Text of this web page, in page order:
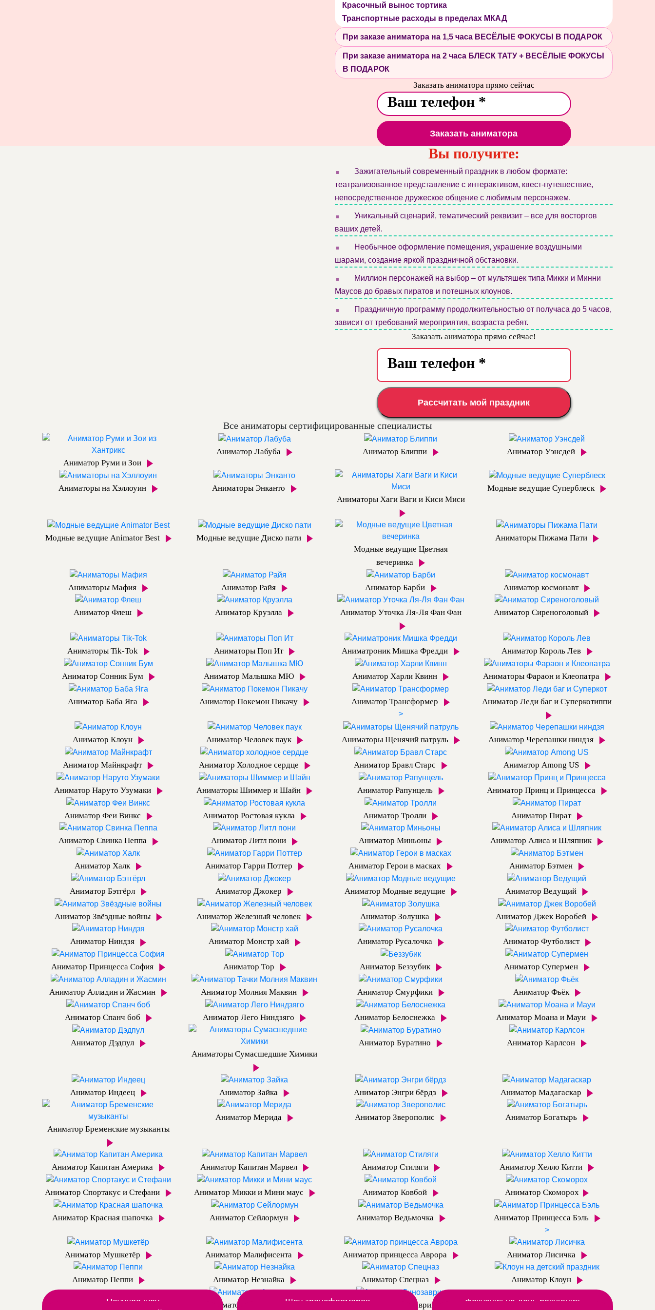
Красочный вынос тортика
Транспортные расходы в пределах МКАД
При заказе аниматора на 1,5 часа ВЕСЁЛЫЕ ФОКУСЫ В ПОДАРОК
При заказе аниматора на 2 часа БЛЕСК ТАТУ + ВЕСЁЛЫЕ ФОКУСЫ
В ПОДАРОК
Заказать аниматора прямо сейчас
Заказать аниматора
Вы получите:
.
Зажигательный современный праздник в любом формате:
театрализованное представление с интерактивом, квест-путешествие,
непосредственное дружеское общение с любимым персонажем.
.
Уникальный сценарий, тематический реквизит – все для восторгов
ваших детей.
.
Необычное оформление помещения, украшение воздушными
шарами, создание яркой праздничной обстановки.
.
Миллион персонажей на выбор – от мультяшек типа Микки и Минни
Маусов до бравых пиратов и потешных клоунов.
.
Праздничную программу продолжительностью от получаса до 5 часов,
зависит от требований мероприятия, возраста ребят.
Заказать аниматора прямо сейчас!
Рассчитать мой праздник
Все аниматоры сертифицированные специалисты
Аниматор Руми и Зои
Аниматор Лабуба Аниматор Блиппи Аниматор Уэнсдей
Аниматоры на Хэллоуин
Аниматоры Энканто
Аниматоры Хаги Ваги и Киси Миси
Модные ведущие Суперблеск
Модные ведущие Animator Best
Модные ведущие Диско пати
Модные ведущие Цветная
вечеринка
Аниматоры Пижама Пати
Аниматоры Мафия Аниматор Райя Аниматор Барби Аниматор космонавт
Аниматор Флеш Аниматор Круэлла Аниматор Уточка Ля-Ля Фан Фан Аниматор Сиреноголовый
Аниматоры Tik-Tok Аниматоры Поп Ит Аниматроник Мишка Фредди Аниматор Король Лев
Аниматор Сонник Бум Аниматор Малышка МЮ Аниматор Харли Квинн Аниматоры Фараон и Клеопатра
Аниматор Баба Яга Аниматор Покемон Пикачу Аниматор Трансформер
>
Аниматор Леди баг и Суперкотиппи
Аниматор Клоун Аниматор Человек паук Аниматоры Щенячий патруль Аниматор Черепашки ниндзя
Аниматор Майнкрафт Аниматор Холодное сердце Аниматор Бравл Старс Аниматор Among US
Аниматор Наруто Узумаки Аниматоры Шиммер и Шайн Аниматор Рапунцель Аниматор Принц и Принцесса
Аниматор Феи Винкс Аниматор Ростовая кукла Аниматор Тролли Аниматор Пират
Аниматор Свинка Пеппа Аниматор Литл пони Аниматор Миньоны Аниматор Алиса и Шляпник
Аниматор Халк Аниматор Гарри Поттер Аниматор Герои в масках Аниматор Бэтмен
Аниматор Бэтгёрл Аниматор Джокер Аниматор Модные ведущие Аниматор Ведущий
Аниматор Звёздные войны Аниматор Железный человек Аниматор Золушка Аниматор Джек Воробей
Аниматор Ниндзя Аниматор Монстр хай Аниматор Русалочка Аниматор Футболист
Аниматор Принцесса София Аниматор Тор Аниматор Беззубик Аниматор Супермен
Аниматор Алладин и Жасмин Аниматор Молния Маквин Аниматор Смурфики Аниматор Фьёк
Аниматор Спанч боб Аниматор Лего Ниндзяго Аниматор Белоснежка Аниматор Моана и Мауи
Аниматор Дэдпул
Аниматоры Сумасшедшие Химики
Аниматор Буратино Аниматор Карлсон
Аниматор Индеец Аниматор Зайка Аниматор Энгри бёрдз Аниматор Мадагаскар
Аниматор Бременские музыканты
Аниматор Мерида Аниматор Зверополис Аниматор Богатырь
Аниматор Капитан Америка Аниматор Капитан Марвел Аниматор Стиляги Аниматор Хелло Китти
Аниматор Спортакус и Стефани Аниматор Микки и Мини маус Аниматор Ковбой Аниматор Скоморох
Аниматор Красная шапочка Аниматор Сейлормун Аниматор Ведьмочка Аниматор Принцесса Бэль
>
Аниматор Мушкетёр Аниматор Малифисента Аниматор принцесса Аврора Аниматор Лисичка
Аниматор Пеппи Аниматор Незнайка Аниматор Спецназ Аниматор Клоун
Аниматоры Археологи Аниматор Динозаврик
Научное шоу Шоу трансформеров Фокусник на день рождения